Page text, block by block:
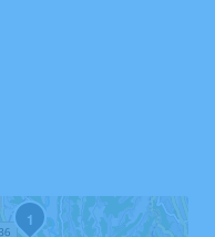
1